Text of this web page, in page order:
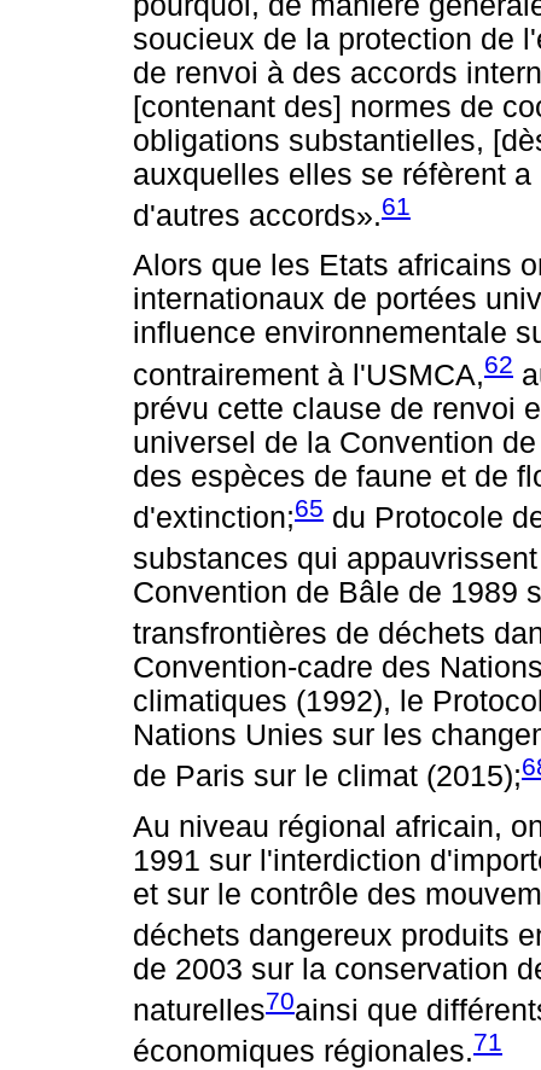
soucieux de la protection de
de renvoi à des accords
[contenant des] normes de
obligations substantielles,
auxquelles elles se réfèrent
d'autres accords».61
Alors que les Etats africains
internationaux de portées
influence environnementale
contrairement à l'USMCA,62
prévu cette clause de renvoi
universel de la Convention
des espèces de faune et de
d'extinction;65 du Protocole
substances qui
Convention de Bâle de 1989
transfrontières de déchets
Convention-cadre des
climatiques (1992), le
Nations Unies sur les
de Paris sur le climat (2015);
Au niveau régional africain,
1991 sur l'interdiction
et sur le contrôle des
déchets dangereux produits
de 2003 sur la conservation
naturelles70ainsi que
économiques régionales.71